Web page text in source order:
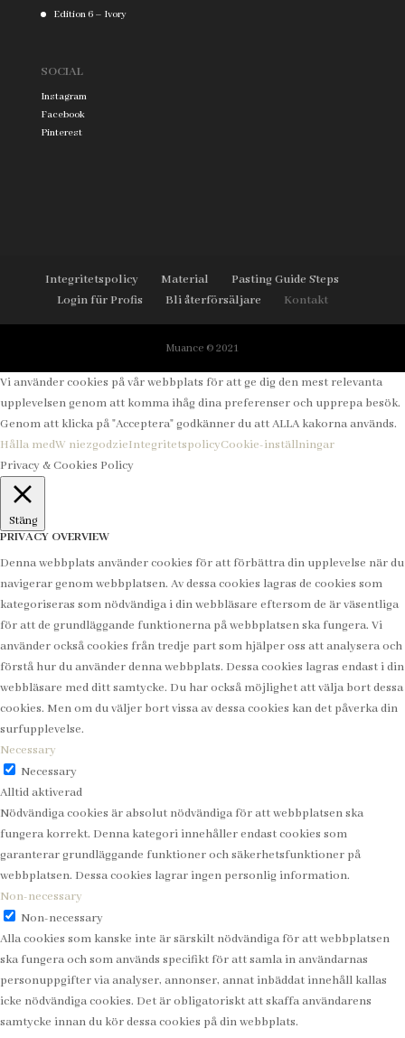
Edition 6 – Ivory
SOCIAL
Instagram
Facebook
Pinterest
Integritetspolicy Material
Pasting Guide Steps
Login für Profis
Bli återförsäljare Kontakt
Muance © 2021
Vi använder cookies på vår webbplats för att ge dig den mest relevanta
upplevelsen genom att komma ihåg dina preferenser och upprepa besök.
Genom att klicka på "Acceptera" godkänner du att ALLA kakorna används.
Hålla medW niezgodzieIntegritetspolicyCookie-inställningar
Privacy & Cookies Policy
Stäng
PRIVACY OVERVIEW
Denna webbplats använder cookies för att förbättra din upplevelse när du
navigerar genom webbplatsen. Av dessa cookies lagras de cookies som
kategoriseras som nödvändiga i din webbläsare eftersom de är väsentliga
för att de grundläggande funktionerna på webbplatsen ska fungera. Vi
använder också cookies från tredje part som hjälper oss att analysera och
förstå hur du använder denna webbplats. Dessa cookies lagras endast i din
webbläsare med ditt samtycke. Du har också möjlighet att välja bort dessa
cookies. Men om du väljer bort vissa av dessa cookies kan det påverka din
surfupplevelse.
Necessary
Necessary
Alltid aktiverad
Nödvändiga cookies är absolut nödvändiga för att webbplatsen ska
fungera korrekt. Denna kategori innehåller endast cookies som
garanterar grundläggande funktioner och säkerhetsfunktioner på
webbplatsen. Dessa cookies lagrar ingen personlig information.
Non-necessary
Non-necessary
Alla cookies som kanske inte är särskilt nödvändiga för att webbplatsen
ska fungera och som används specifikt för att samla in användarnas
personuppgifter via analyser, annonser, annat inbäddat innehåll kallas
icke nödvändiga cookies. Det är obligatoriskt att skaffa användarens
samtycke innan du kör dessa cookies på din webbplats.